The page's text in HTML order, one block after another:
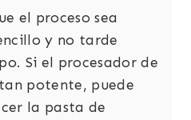
el proceso sea
y no tarde
Si el procesador de
potente, puede
la pasta de